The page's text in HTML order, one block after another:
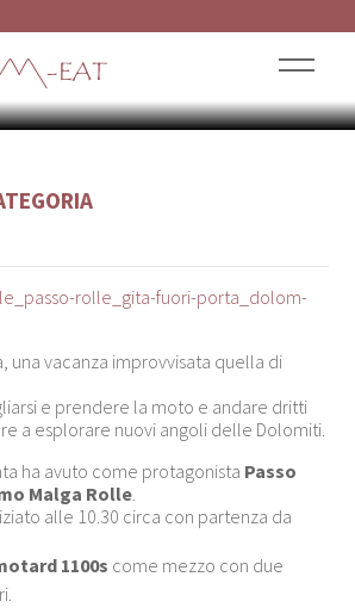
PORTA: UN
A PASSO ROLLE
una vacanza improvvisata quella di
e prendere la moto e andare dritti
a esplorare nuovi angoli delle Dolomiti.
ha avuto come protagonista Passo
Malga Rolle
alle 10.30 circa con partenza da
1100s come mezzo con due